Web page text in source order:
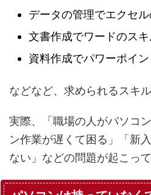
データの管理でエクセ
文書作成でワードのス
資料作成でパワーポイ
などなど、求められるスキ
実際、「職場の人がパソコ
ン作業が遅くて困る」「新
ない」などの問題が起こっ